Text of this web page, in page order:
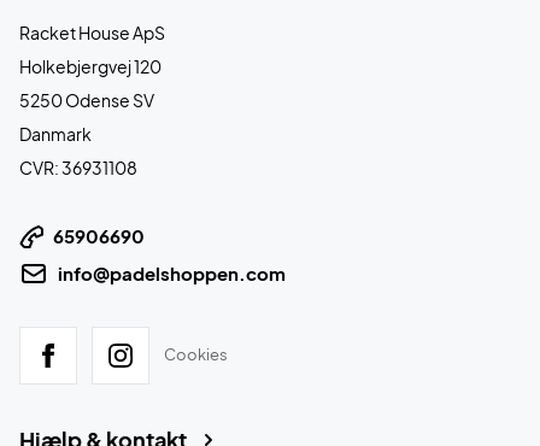
Racket House ApS
Holkebjergvej 120
5250 Odense SV
Danmark
CVR: 36931108
65906690
info@padelshoppen.com
Cookies
Hjælp & kontakt